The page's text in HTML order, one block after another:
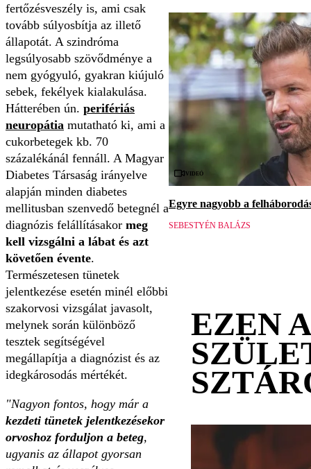
fertőzésveszély is, ami csak
tovább súlyosbítja az illető
állapotát. A szindróma
legsúlyosabb szövődménye a
nem gyógyuló, gyakran kiújuló
sebek, fekélyek kialakulása.
Hátterében ún. perifériás
neuropátia mutatható ki, ami a
cukorbetegek kb. 70
százalékánál fennáll. A Magyar
Diabetes Társaság irányelve
alapján minden diabetes
mellitusban szenvedő betegnél a
diagnózis felállításakor meg
kell vizsgálni a lábat és azt
követően évente.
Természetesen tünetek
jelentkezése esetén minél előbbi
szakorvosi vizsgálat javasolt,
melynek során különböző
tesztek segítségével
megállapítja a diagnózist és az
idegkárosodás mértékét.
"Nagyon fontos, hogy már a
kezdeti tünetek jelentkezésekor
orvoshoz forduljon a beteg,
ugyanis az állapot gyorsan
Videó
Egyre nagyobb a
SEBESTYÉN BALÁZS
EZEN